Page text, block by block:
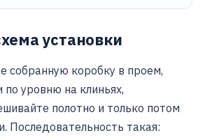
установки
собранную коробку в проем,
по уровню на клиньях,
полотно и только потом
Последовательность такая: